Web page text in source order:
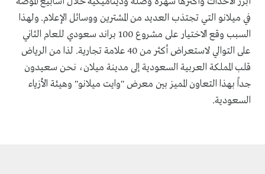
في ميلانو التي تجتذب العديد من المشترين ووسائل الإعلام. ولهذا
السبب وقع الاختيار على مشروع 100 براند سعودي للعام الثاني
على التوالي لاستعراض أكثر من 40 علامة تجارية. لذا من الرياض
قلب المملكة العربية السعودية إلى مدينة ميلان، نحن سعيدون
جداً بهذا التعاون المميز بين معرض "وايت ميلانو" وهيئة الأزياء
السعودية.